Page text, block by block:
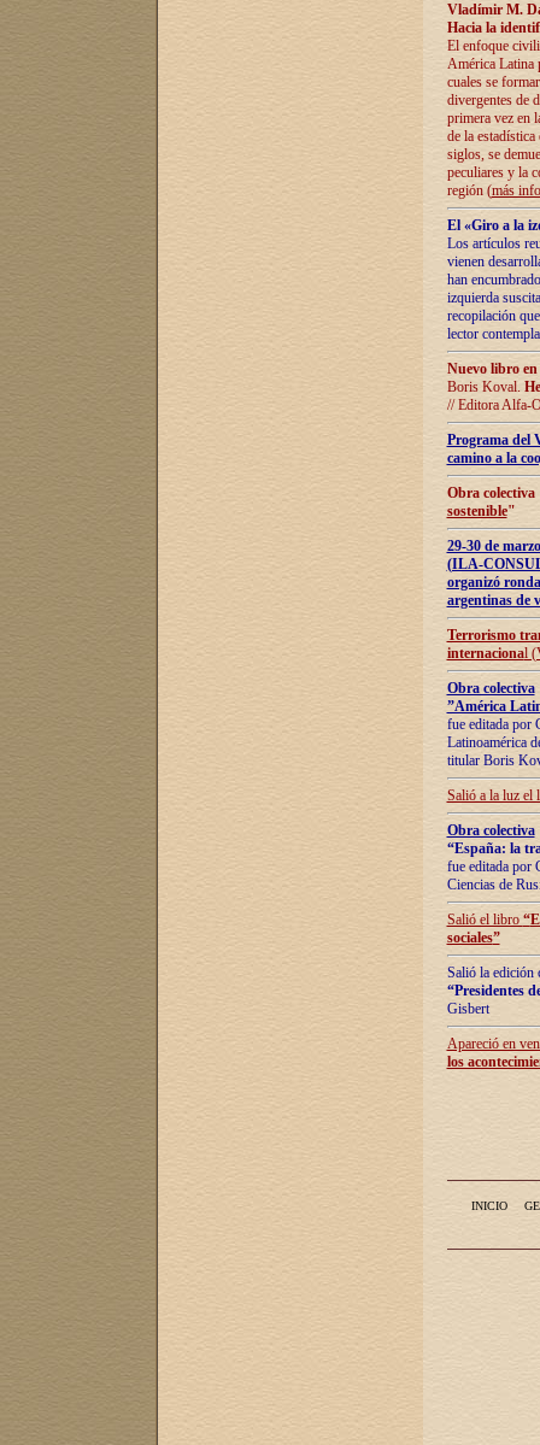
Vladímir M.
Hacia la
El enfoque
América Latina
cuales se
divergentes de
primera vez en
de la
siglos, se
peculiares y la
región (más
El «Giro a la
Los artículos
vienen
han
izquierda
recopilación
lector
Nuevo libro
Boris Koval.
// Editora Alfa-
Programa del
camino a la
Obra
sostenible"
29-30 de
(ILA-
organizó
argentinas de
Terrorismo
internacional
Obra colectiva
”América
fue editada por
Latinoamérica
titular Boris
Salió a la luz el
Obra colectiva
“España: la
fue editada por
Ciencias de
Salió el libro “
sociales”
Salió la edición
“Presidentes
Gisbert
Apareció en
los
INICIO